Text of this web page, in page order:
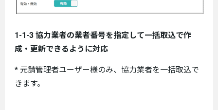
1-1-3 協力業者の業者番号を指定して一括取込で作
成・更新できるように対応
* 元請管理者ユーザー様のみ、協力業者を一括取込で
きます。